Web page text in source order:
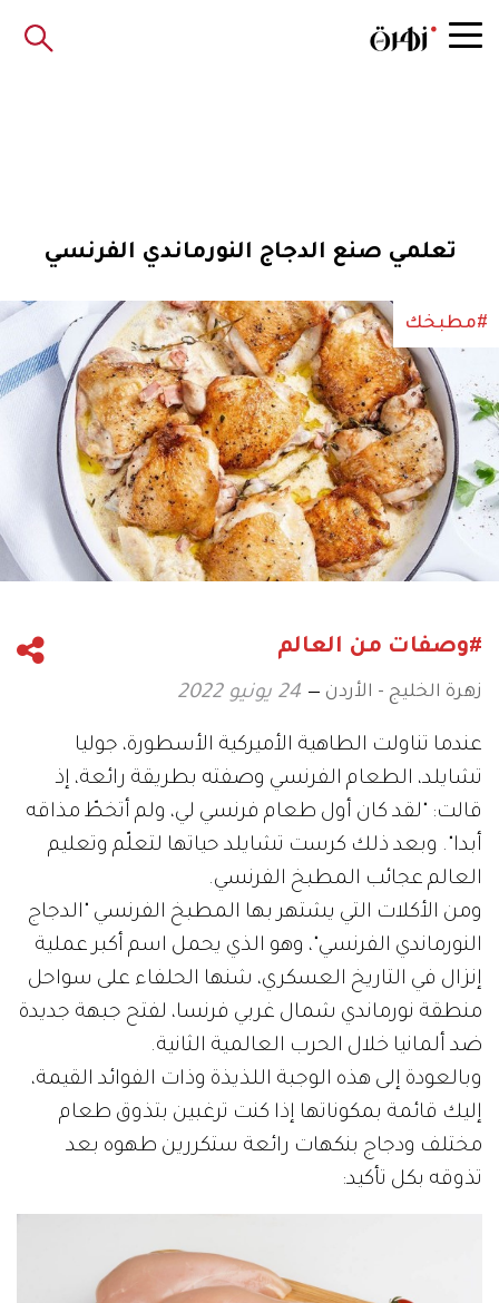
تعلمي صنع الدجاج النورماندي الفرنسي
#مطبخك
#وصفات من العالم
زهرة الخليج - الأردن 24 يونيو 2022
عندما تناولت الطاهية الأميركية الأسطورة، جوليا
تشايلد، الطعام الفرنسي وصفته بطريقة رائعة، إذ
قالت: "لقد كان أول طعام فرنسي لي، ولم أتخطّ مذاقه
أبدا". وبعد ذلك كرست تشايلد حياتها لتعلّم وتعليم
العالم عجائب المطبخ الفرنسي.
ومن الأكلات التي يشتهر بها المطبخ الفرنسي "الدجاج
النورماندي الفرنسي"، وهو الذي يحمل اسم أكبر عملية
إنزال في التاريخ العسكري، شنها الحلفاء على سواحل
منطقة نورماندي شمال غربي فرنسا، لفتح جبهة جديدة
ضد ألمانيا خلال الحرب العالمية الثانية.
وبالعودة إلى هذه الوجبة اللذيذة وذات الفوائد القيمة،
إليك قائمة بمكوناتها إذا كنت ترغبين بتذوق طعام
مختلف ودجاج بنكهات رائعة ستكررين طهوه بعد
تذوقه بكل تأكيد: